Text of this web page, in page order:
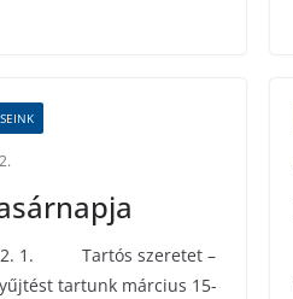
1. Tartós szeretet –
tartunk március 15-